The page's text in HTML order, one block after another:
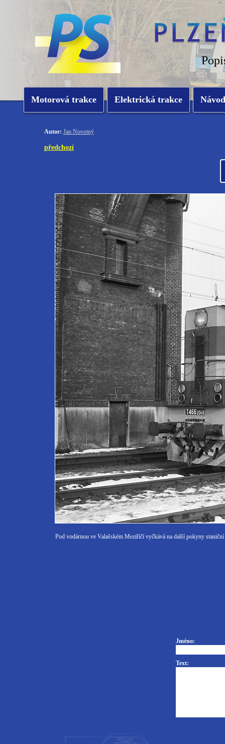
Motorová trakce Elektrická trakce
Autor: Jan Novotný
předchozí
Pod vodárnou ve Valašském Meziříčí vyčkává na další pokyny
Jméno:
Text: